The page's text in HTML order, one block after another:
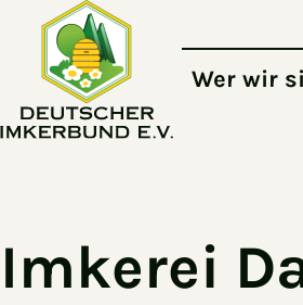
Zum Hauptinhalt springen
Wer wir
Imkerei